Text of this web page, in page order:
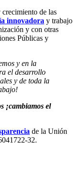
de las
innovadora y trabajo
y con otras
Públicas y
y en la
el desarrollo
y de toda la
¡cambiamos el
de la Unión
32.